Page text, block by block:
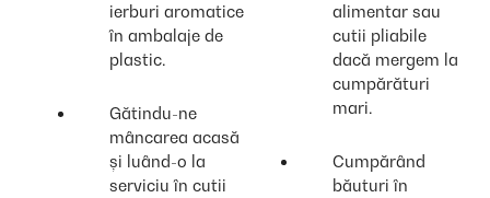
ierburi aromatice
în ambalaje de
plastic.
Gătindu-ne
mâncarea acasă
și luând-o la
serviciu în cutii
alimentar sau
cutii pliabile
dacă mergem la
cumpărături
mari.
Cumpărând
băuturi în